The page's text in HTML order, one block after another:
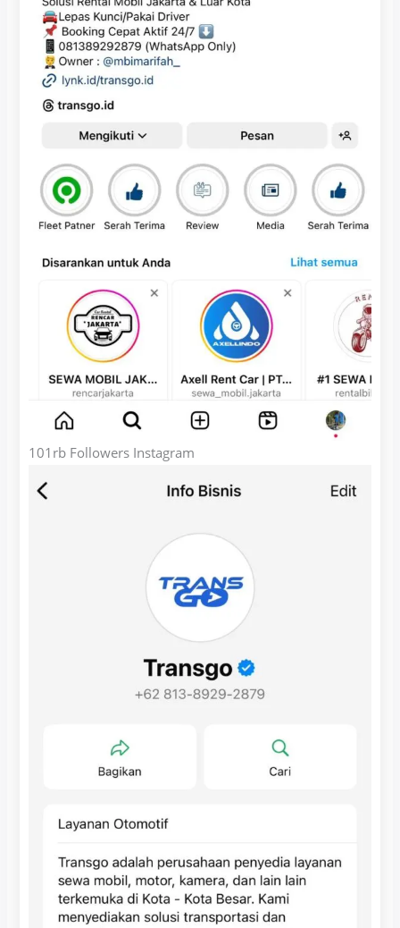
101rb Followers Instagram